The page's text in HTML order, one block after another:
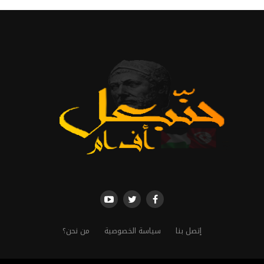
إتصل بنا سياسة الخصوصية من نحن؟